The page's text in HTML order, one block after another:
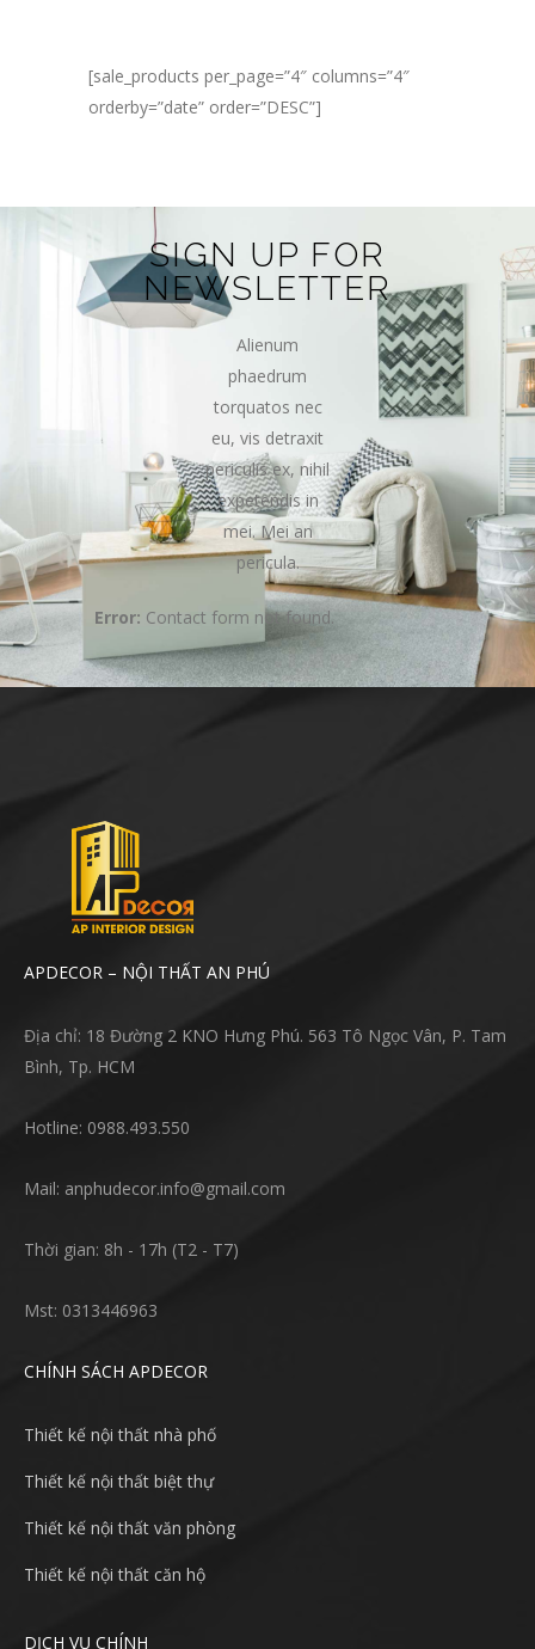
[sale_products per_page=”4″ columns=”4″
orderby=”date” order=”DESC”]
SIGN UP FOR
NEWSLETTER
Alienum
phaedrum
torquatos nec
eu, vis detraxit
periculis ex, nihil
expetendis in
mei. Mei an
pericula.
Error: Contact form not found.
APDECOR – NỘI THẤT AN PHÚ
Địa chỉ: 18 Đường 2 KNO Hưng Phú. 563 Tô Ngọc Vân, P. Tam
Bình, Tp. HCM
Hotline: 0988.493.550
Mail: anphudecor.info@gmail.com
Thời gian: 8h - 17h (T2 - T7)
Mst: 0313446963
CHÍNH SÁCH APDECOR
Thiết kế nội thất nhà phố
Thiết kế nội thất biệt thự
Thiết kế nội thất văn phòng
Thiết kế nội thất căn hộ
DỊCH VỤ CHÍNH